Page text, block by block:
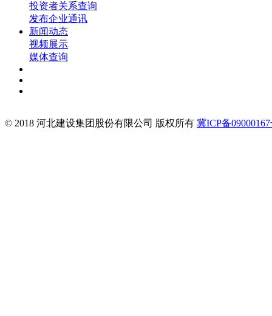
投资者关系查询
发布企业通讯
新闻动态
视频展示
媒体查询
© 2018 河北建设集团股份有限公司 版权所有 冀ICP备